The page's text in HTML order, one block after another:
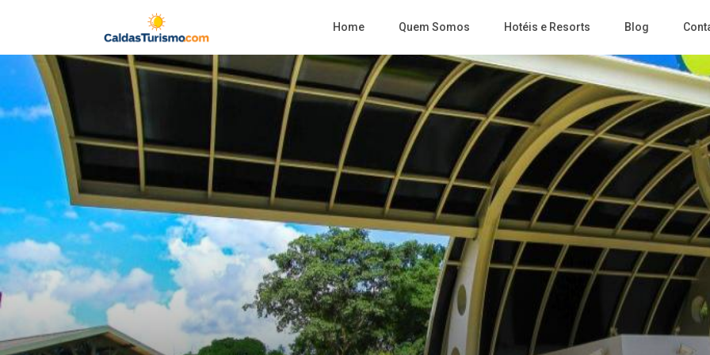
Home Quem Somos Hotéis e Resorts Blog